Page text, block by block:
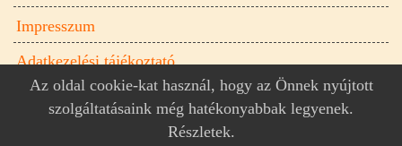
Impresszum
Adatkezelési tájékoztató
Donna.hu női magazin © 2026
Az oldal cookie-kat használ, hogy az Önnek nyújtott
szolgáltatásaink még hatékonyabbak legyenek.
Részletek.